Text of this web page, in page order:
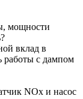
мощности
вклад в
работы с дампом
NOx и насос